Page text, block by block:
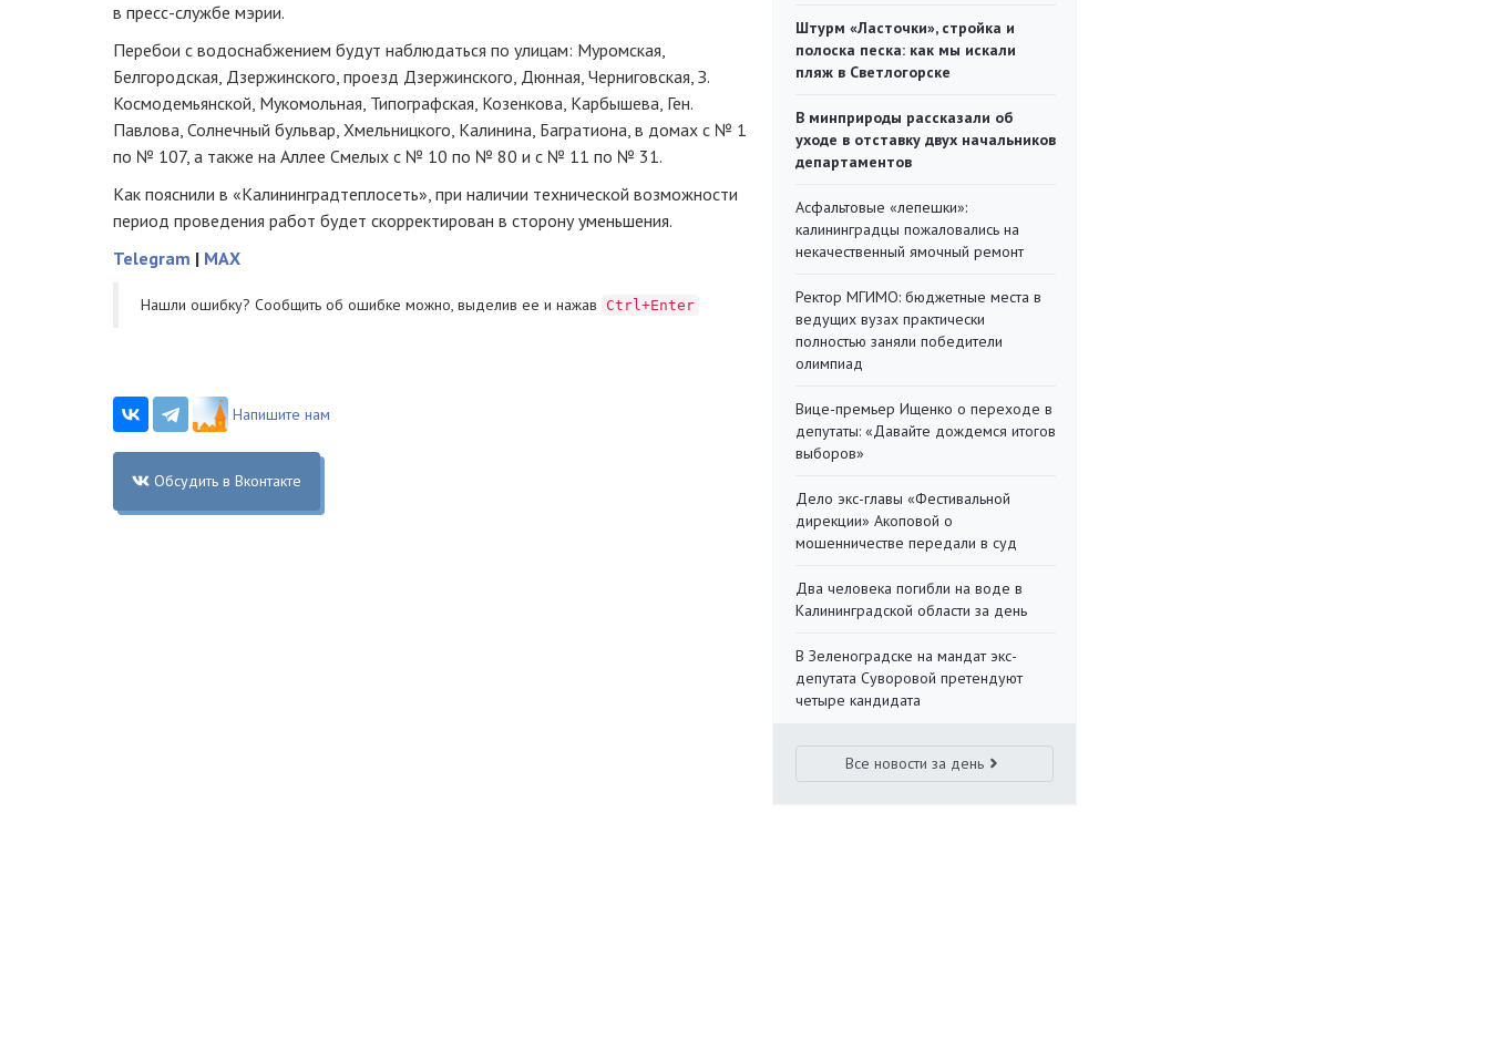
в пресс-службе мэрии.
Перебои с водоснабжением будут наблюдаться по улицам: Муромская,
Белгородская, Дзержинского, проезд Дзержинского, Дюнная, Черниговская, З.
Космодемьянской, Мукомольная, Типографская, Козенкова, Карбышева, Ген.
Павлова, Солнечный бульвар, Хмельницкого, Калинина, Багратиона, в домах с № 1
по № 107, а также на Аллее Смелых с № 10 по № 80 и с № 11 по № 31.
Как пояснили в «Калининградтеплосеть», при наличии технической возможности
период проведения работ будет скорректирован в сторону уменьшения.
Telegram | MAX
Нашли ошибку? Cообщить об ошибке можно, выделив ее и нажав Ctrl+Enter
Напишите нам
Обсудить в Вконтакте
Штурм «Ласточки», стройка и
полоска песка: как мы искали
пляж в Светлогорске
В минприроды рассказали об
уходе в отставку двух начальников
департаментов
Асфальтовые «лепешки»:
калининградцы пожаловались на
некачественный ямочный ремонт
Ректор МГИМО: бюджетные места в
ведущих вузах практически
полностью заняли победители
олимпиад
Вице-премьер Ищенко о переходе в
депутаты: «Давайте дождемся итогов
выборов»
Дело экс-главы «Фестивальной
дирекции» Акоповой о
мошенничестве передали в суд
Два человека погибли на воде в
Калининградской области за день
В Зеленоградске на мандат экс-
депутата Суворовой претендуют
четыре кандидата
Все новости за день